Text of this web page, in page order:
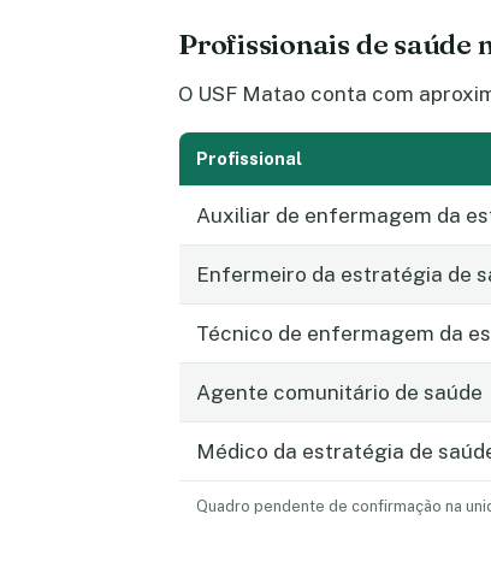
Profissionais de saúde
O USF Matao conta com
Profissional
Auxiliar de enfermagem da
Enfermeiro da estratégia de
Técnico de enfermagem da
Agente comunitário de saúde
Médico da estratégia de
Quadro pendente de confirmação na